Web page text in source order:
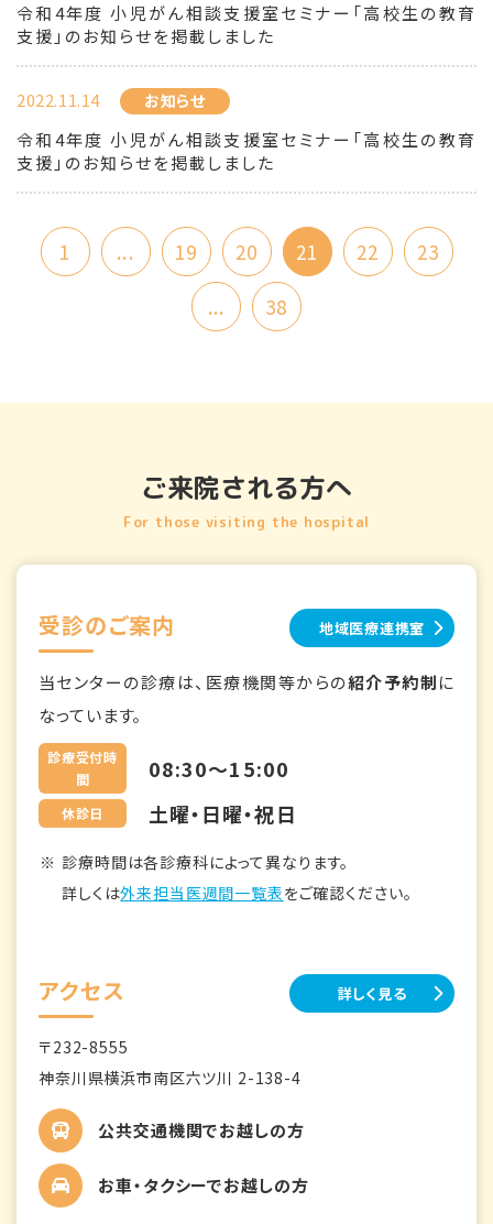
令和4年度 小児がん相談支援室セミナー「高校生の教育
支援」のお知らせを掲載しました
2022.11.14 お知らせ
令和4年度 小児がん相談支援室セミナー「高校生の教育
支援」のお知らせを掲載しました
1 ... 19 20 21 22
23
...
38
ご来院される方へ
For those visiting the hospital
受診のご案内 地域医療連携室
当センターの診療は、医療機関等からの紹介予約制に
なっています。
診療受付時
間
08:30～15:00
休診日 土曜・日曜・祝日
診療時間は各診療科によって異なります。
詳しくは外来担当医週間一覧表をご確認ください。
アクセス 詳しく見る
〒232-8555
神奈川県横浜市南区六ツ川 2-138-4
公共交通機関でお越しの方
お車・タクシーでお越しの方